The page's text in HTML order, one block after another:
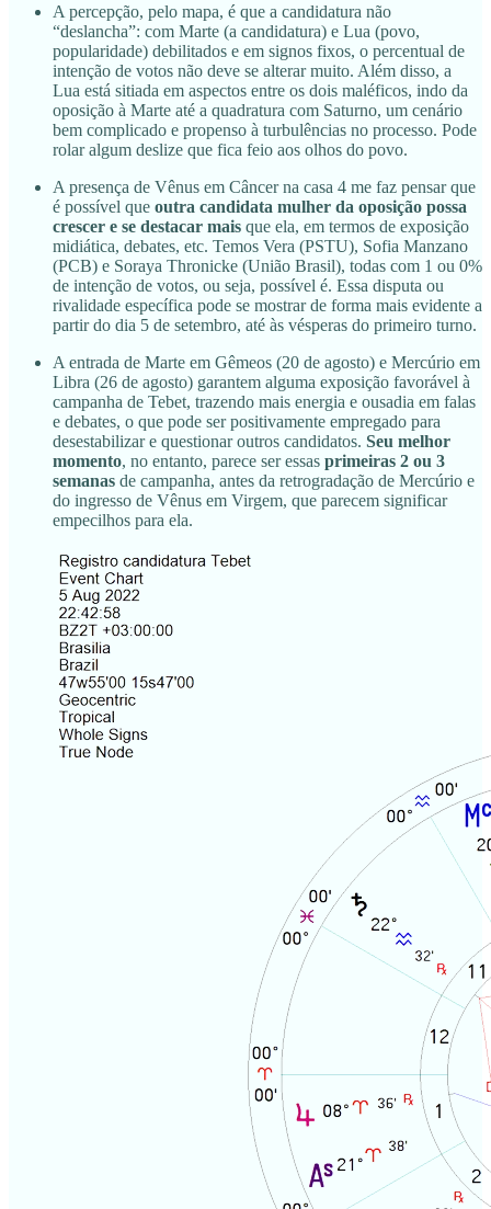
A percepção, pelo mapa, é que a candidatura não
“deslancha”: com Marte (a candidatura) e Lua (povo,
popularidade) debilitados e em signos fixos, o percentual de
intenção de votos não deve se alterar muito. Além disso, a
Lua está sitiada em aspectos entre os dois maléficos, indo da
oposição à Marte até a quadratura com Saturno, um cenário
bem complicado e propenso à turbulências no processo. Pode
rolar algum deslize que fica feio aos olhos do povo.
A presença de Vênus em Câncer na casa 4 me faz pensar que
é possível que outra candidata mulher da oposição possa
crescer e se destacar mais que ela, em termos de exposição
midiática, debates, etc. Temos Vera (PSTU), Sofia Manzano
(PCB) e Soraya Thronicke (União Brasil), todas com 1 ou 0%
de intenção de votos, ou seja, possível é. Essa disputa ou
rivalidade específica pode se mostrar de forma mais evidente a
partir do dia 5 de setembro, até às vésperas do primeiro turno.
A entrada de Marte em Gêmeos (20 de agosto) e Mercúrio em
Libra (26 de agosto) garantem alguma exposição favorável à
campanha de Tebet, trazendo mais energia e ousadia em falas
e debates, o que pode ser positivamente empregado para
desestabilizar e questionar outros candidatos. Seu melhor
momento, no entanto, parece ser essas primeiras 2 ou 3
semanas de campanha, antes da retrogradação de Mercúrio e
do ingresso de Vênus em Virgem, que parecem significar
empecilhos para ela.